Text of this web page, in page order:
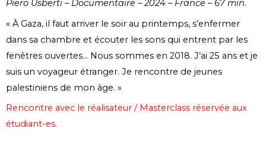
Piero Usberti – Documentaire – 2024 – France – 67 min.
« À Gaza, il faut arriver le soir au printemps, s’enfermer
dans sa chambre et écouter les sons qui entrent par les
fenêtres ouvertes… Nous sommes en 2018. J’ai 25 ans et je
suis un voyageur étranger. Je rencontre de jeunes
palestiniens de mon âge. »
Rencontre avec le réalisateur / Masterclass réservée aux
étudiant-es.